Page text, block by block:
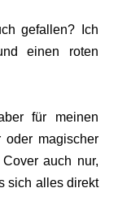
gefallen? Ich
einen roten
für meinen
oder magischer
auch nur,
sich alles direkt